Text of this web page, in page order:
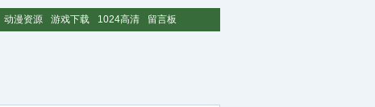
动漫资源 游戏下载 1024高清 留言板